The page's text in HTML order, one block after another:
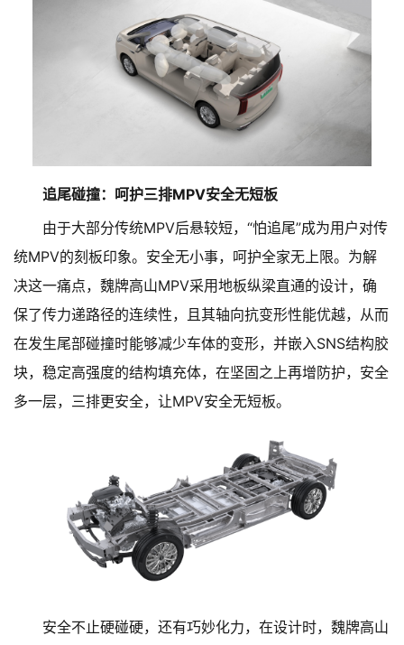
追尾碰撞：呵护三排MPV安全无短板
由于大部分传统MPV后悬较短，“怕追尾”成为用户对传
统MPV的刻板印象。安全无小事，呵护全家无上限。为解
决这一痛点，魏牌高山MPV采用地板纵梁直通的设计，确
保了传力递路径的连续性，且其轴向抗变形性能优越，从而
在发生尾部碰撞时能够减少车体的变形，并嵌入SNS结构胶
块，稳定高强度的结构填充体，在坚固之上再增防护，安全
多一层，三排更安全，让MPV安全无短板。
安全不止硬碰硬，还有巧妙化力，在设计时，魏牌高山